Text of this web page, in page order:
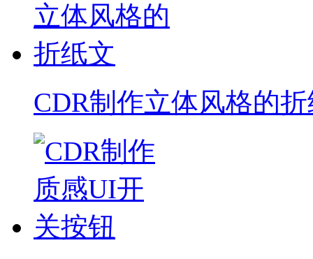
CDR制作立体风格的